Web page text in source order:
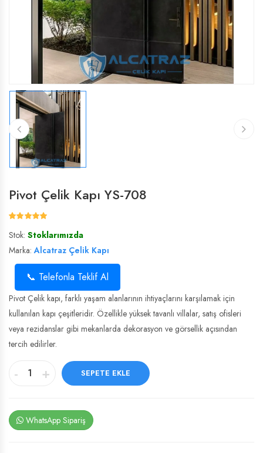
ÇELIK VILLA KAPISI
VILLA KAPISI
ÇELIK VILLA KAPISI
VILLA KAPISI
Pivot Çelik Kapı YS-708
Stok: Stoklarımızda
Marka:Alcatraz Çelik Kapı
📞 Telefonla Teklif Al
Pivot Çelik kapı, farklı yaşam alanlarının ihtiyaçlarını karşılamak için
kullanılan kapı çeşitleridir. Özellikle yüksek tavanlı villalar, satış ofisleri
veya rezidanslar gibi mekanlarda dekorasyon ve görsellik açısından
tercih edilirler.
- + SEPETE EKLE
WhatsApp Sipariş